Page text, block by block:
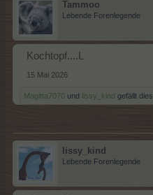
Tammoo
Lebende Forenlegende
Kochtopf....L
15 Mai 2026
Magitta7070 und lissy_kind gefällt dies.
lissy_kind
Lebende Forenlegende